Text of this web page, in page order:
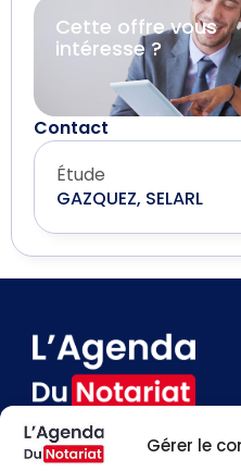
Gérer le
Cette offre vous
intéresse ?
Contact
Étude
GAZQUEZ, SELARL